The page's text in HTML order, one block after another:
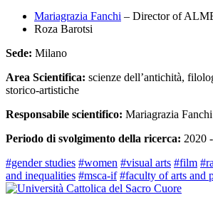
Mariagrazia Fanchi – Director of
Roza Barotsi
Sede: Milano
Area Scientifica: scienze dell’antichità,
storico-artistiche
Responsabile scientifico: Mariagrazia Fanchi
Periodo di svolgimento della ricerca: 2020
#gender studies #women #visual arts #film
and inequalities #msca-if #faculty of arts and